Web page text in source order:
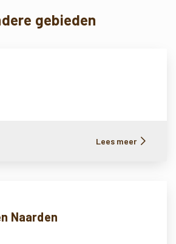
gebieden
Lees meer
Naarden